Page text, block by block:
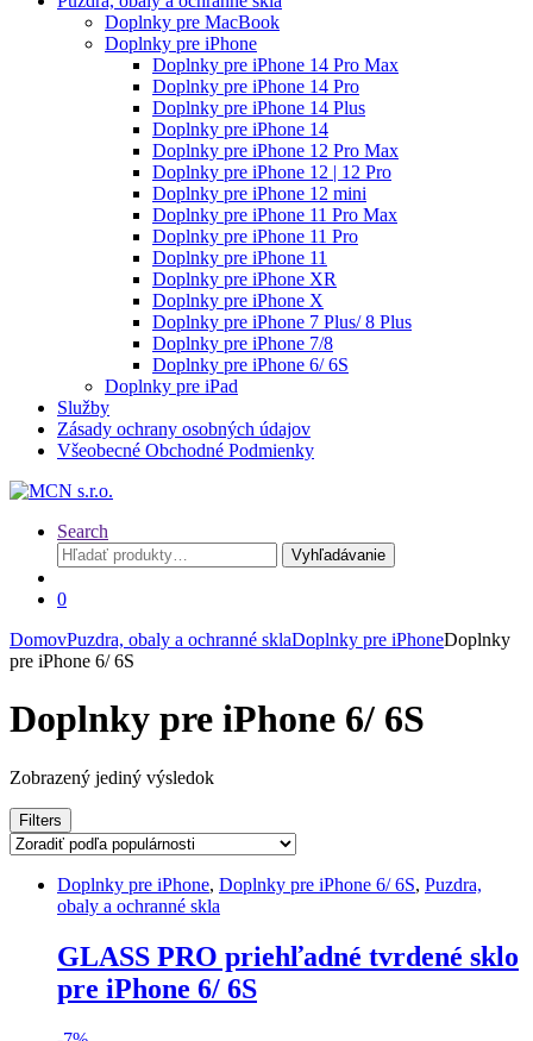
Doplnky pre MacBook
Doplnky pre iPhone
Doplnky pre iPhone 14 Pro Max
Doplnky pre iPhone 14 Pro
Doplnky pre iPhone 14 Plus
Doplnky pre iPhone 14
Doplnky pre iPhone 12 Pro Max
Doplnky pre iPhone 12 | 12 Pro
Doplnky pre iPhone 12 mini
Doplnky pre iPhone 11 Pro Max
Doplnky pre iPhone 11 Pro
Doplnky pre iPhone 11
Doplnky pre iPhone XR
Doplnky pre iPhone X
Doplnky pre iPhone 7 Plus/ 8 Plus
Doplnky pre iPhone 7/8
Doplnky pre iPhone 6/ 6S
Doplnky pre iPad
Služby
Zásady ochrany osobných údajov
Všeobecné Obchodné Podmienky
Search
Hľadať:
Vyhľadávanie
0
DomovPuzdra, obaly a ochranné sklaDoplnky pre iPhoneDoplnky
pre iPhone 6/ 6S
Doplnky pre iPhone 6/ 6S
Zobrazený jediný výsledok
Filters
Doplnky pre iPhone, Doplnky pre iPhone 6/ 6S, Puzdra,
obaly a ochranné skla
GLASS PRO priehľadné tvrdené sklo
pre iPhone 6/ 6S